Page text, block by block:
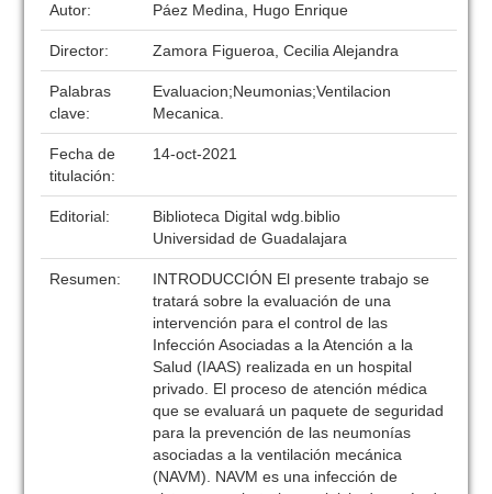
Autor: Páez Medina, Hugo Enrique
Director: Zamora Figueroa, Cecilia Alejandra
Palabras
clave:
Evaluacion;Neumonias;Ventilacion
Mecanica.
Fecha de
titulación:
14-oct-2021
Editorial:
Biblioteca Digital wdg.biblio
Universidad de Guadalajara
Resumen:
INTRODUCCIÓN El presente trabajo se
tratará sobre la evaluación de una
intervención para el control de las
Infección Asociadas a la Atención a la
Salud (IAAS) realizada en un hospital
privado. El proceso de atención médica
que se evaluará un paquete de seguridad
para la prevención de las neumonías
asociadas a la ventilación mecánica
(NAVM). NAVM es una infección de